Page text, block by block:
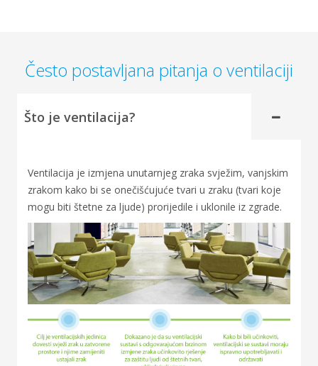
Često postavljana pitanja o ventilaciji
Što je ventilacija?
Ventilacija je izmjena unutarnjeg zraka svježim, vanjskim
zrakom kako bi se onečišćujuće tvari u zraku (tvari koje
mogu biti štetne za ljude) prorijedile i uklonile iz zgrade.